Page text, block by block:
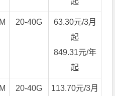
20-40G
63.30元/3月
起
849.31元/年
起
20-40G
113.70元/3月